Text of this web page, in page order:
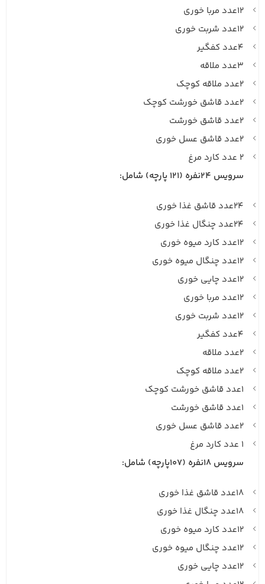
۱۲عدد مربا خوری
۱۲عدد شربت خوری
۴عدد کفگیر
۳عدد ملاقه
۲عدد ملاقه کوچک
۲عدد قاشق خورشت کوچک
۲عدد قاشق خورشت
۲عدد قاشق عسل خوری
۲ عدد کارد مرغ
سرویس ۲۴نفره (121 پارچه) شامل:
۲۴عدد قاشق غذا خوری
۲۴عدد چنگال غذا خوری
۱۲عدد کارد میوه خوری
۱۲عدد چنگال میوه خوری
۱۲عدد چایی خوری
۱۲عدد مربا خوری
۱۲عدد شربت خوری
۴عدد کفگیر
۲عدد ملاقه
۲عدد ملاقه کوچک
۱عدد قاشق خورشت کوچک
۱عدد قاشق خورشت
۲عدد قاشق عسل خوری
۱ عدد کارد مرغ
سرویس ۱۸نفره (107پارچه) شامل:
۱۸عدد قاشق غذا خوری
۱۸عدد چنگال غذا خوری
۱۲عدد کارد میوه خوری
۱۲عدد چنگال میوه خوری
۱۲عدد چایی خوری